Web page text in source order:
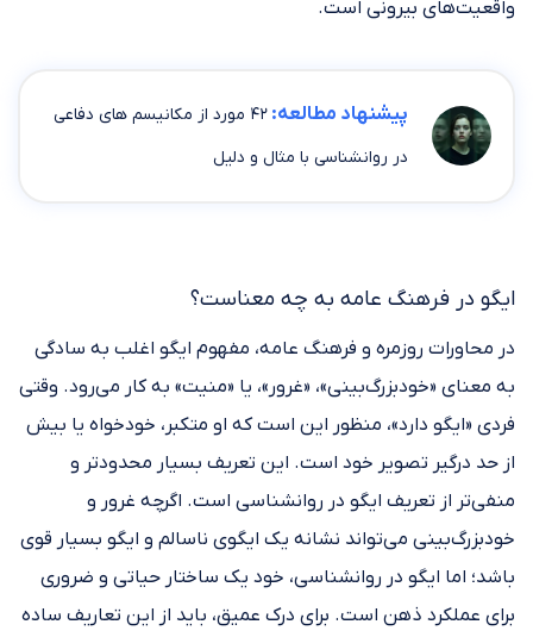
واقعیت‌های بیرونی است.
پیشنهاد مطالعه:
۴۲ مورد از مکانیسم های دفاعی
در روانشناسی با مثال و دلیل
ایگو در فرهنگ عامه به چه معناست؟
در محاورات روزمره و فرهنگ عامه، مفهوم ایگو اغلب به سادگی
به معنای «خودبزرگ‌بینی»، «غرور»، یا «منیت» به کار می‌رود. وقتی
فردی «ایگو دارد»، منظور این است که او متکبر، خودخواه یا بیش
از حد درگیر تصویر خود است. این تعریف بسیار محدودتر و
منفی‌تر از تعریف ایگو در روانشناسی است. اگرچه غرور و
خودبزرگ‌بینی می‌تواند نشانه یک ایگوی ناسالم و ایگو بسیار قوی
باشد؛ اما ایگو در روانشناسی، خود یک ساختار حیاتی و ضروری
برای عملکرد ذهن است. برای درک عمیق، باید از این تعاریف ساده